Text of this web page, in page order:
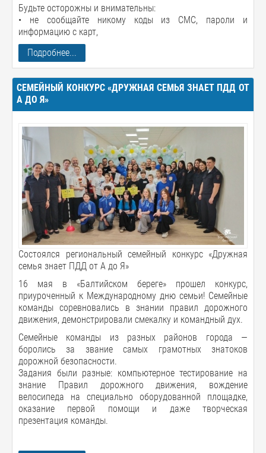
Будьте осторожны и внимательны:
• не сообщайте никому коды из СМС, пароли и
информацию с карт,
Подробнее...
СЕМЕЙНЫЙ КОНКУРС «ДРУЖНАЯ СЕМЬЯ ЗНАЕТ ПДД ОТ
А ДО Я»
Состоялся региональный семейный конкурс «Дружная
семья знает ПДД от А до Я»
16 мая в «Балтийском береге» прошел конкурс,
приуроченный к Международному дню семьи! Семейные
команды соревновались в знании правил дорожного
движения, демонстрировали смекалку и командный дух.
Семейные команды из разных районов города —
боролись за звание самых грамотных знатоков
дорожной безопасности.
Задания были разные: компьютерное тестирование на
знание Правил дорожного движения, вождение
велосипеда на специально оборудованной площадке,
оказание первой помощи и даже творческая
презентация команды.